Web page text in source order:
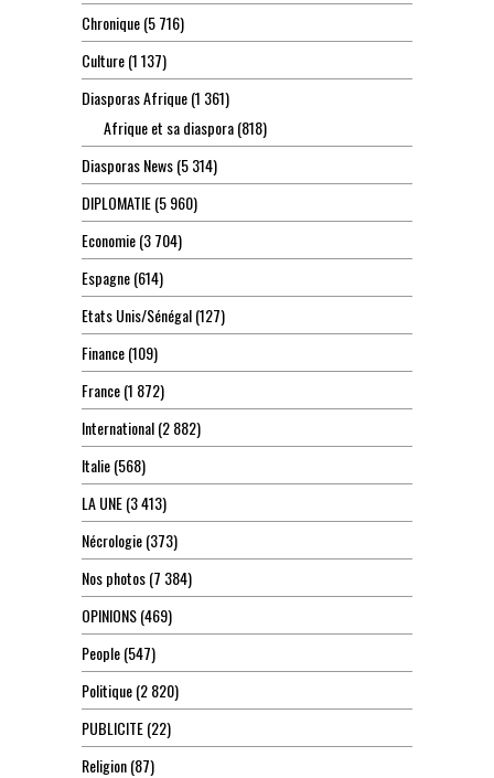
Chronique(5 716)
Culture(1 137)
Diasporas Afrique(1 361)
Afrique et sa diaspora(818)
Diasporas News(5 314)
DIPLOMATIE(5 960)
Economie(3 704)
Espagne(614)
Etats Unis/Sénégal(127)
Finance(109)
France(1 872)
International(2 882)
Italie(568)
LA UNE(3 413)
Nécrologie(373)
Nos photos(7 384)
OPINIONS(469)
People(547)
Politique(2 820)
PUBLICITE(22)
Religion(87)